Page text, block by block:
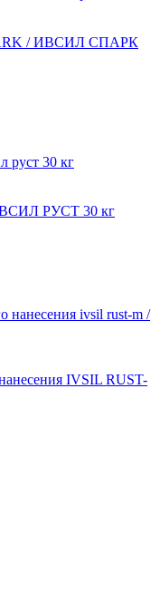
/ ИВСИЛ СПАРК
РУСТ 30 кг
IVSIL RUST-